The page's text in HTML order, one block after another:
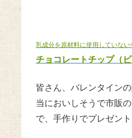
乳成分を原材料に使用していな
チョコレートチップ（ビ
皆さん、バレンタイン
当においしそうで市販
で、手作りでプレゼン